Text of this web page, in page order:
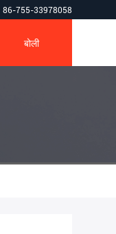
86-755-33978058
बोली